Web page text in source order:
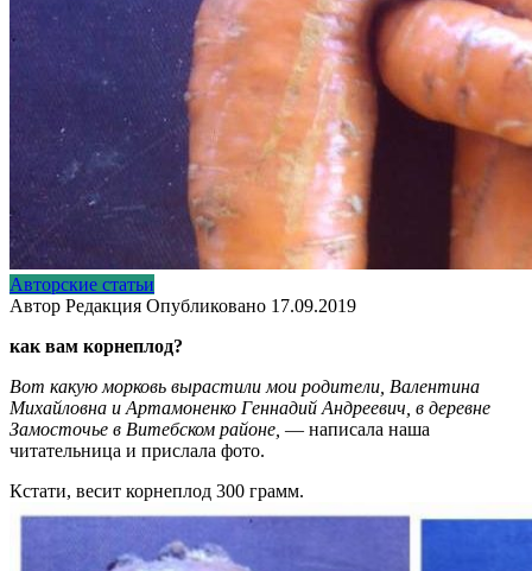
Авторские статьи
Автор Редакция Опубликовано 17.09.2019
как вам корнеплод?
Вот какую морковь вырастили мои родители, Валентина
Михайловна и Артамоненко Геннадий Андреевич, в деревне
Замосточье в Витебском районе, — написала наша
читательница и прислала фото.
Кстати, весит корнеплод 300 грамм.